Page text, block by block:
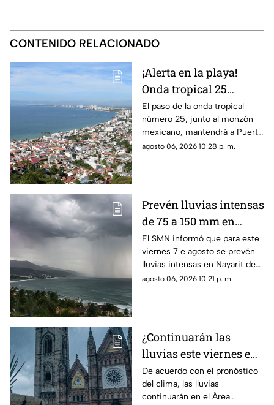
CONTENIDO RELACIONADO
¡Alerta en la playa!
Onda tropical 25
desatará lluvias
intensas y tormentas
en Puerto Vallarta
El paso de la onda tropical
número 25, junto al monzón
mexicano, mantendrá a Puerto
Vallarta bajo un temporal de
agosto 06, 2026 10:28 p. m.
Prevén lluvias intensas
de 75 a 150 mm en
Nayarit este viernes 7
de agosto
El SMN informó que para este
viernes 7 e agosto se prevén
lluvias intensas en Nayarit de
75 a 150 mm
agosto 06, 2026 10:21 p. m.
¿Continuarán las
lluvias este viernes en
Guadalajara? Este es el
pronóstico del clima
De acuerdo con el pronóstico
del clima, las lluvias
continuarán en el Área